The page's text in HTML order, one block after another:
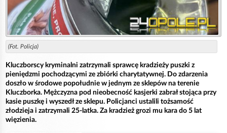
(Fot. Policja)
Kluczborscy kryminalni zatrzymali sprawcę kradzieży puszki z
pieniędzmi pochodzącymi ze zbiórki charytatywnej. Do zdarzenia
doszło w środowe popołudnie w jednym ze sklepów na terenie
Kluczborka. Mężczyzna pod nieobecność kasjerki zabrał stojąca przy
kasie puszkę i wyszedł ze sklepu. Policjanci ustalili tożsamość
złodzieja i zatrzymali 25-latka. Za kradzież grozi mu kara do 5 lat
więzienia.